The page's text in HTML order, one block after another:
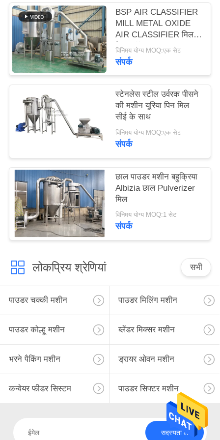
PRIVACY
POLICY
BSP AIR CLASSIFIER
MILL METAL OXIDE
AIR CLASSIFIER मिल
मेटल ऑक्साइड ACM
GGRINDER
विनिमय योग्य MOQ:एक सेट
संपर्क
स्टेनलेस स्टील उर्वरक पीसने
की मशीन यूरिया पिन मिल
सीई के साथ
विनिमय योग्य MOQ:एक सेट
संपर्क
छाल पाउडर मशीन बहुक्रिया
Albizia छाल Pulverizer
मिल
विनिमय योग्य MOQ:1 सेट
संपर्क
लोकप्रिय श्रेणियां सभी
पाउडर चक्की मशीन पाउडर मिलिंग मशीन
पाउडर कोल्हू मशीन ब्लेंडर मिक्सर मशीन
भरने पैकिंग मशीन ड्रायर ओवन मशीन
कन्वेयर फीडर सिस्टम पाउडर सिफ्टर मशीन
सदस्यता लें